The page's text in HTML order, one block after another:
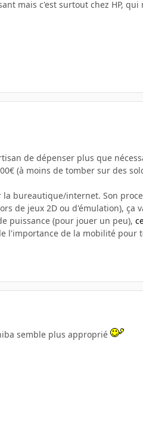
mais c'est surtout chez HP, qui
de dépenser plus que
(à moins de tomber sur des
la bureautique/internet. Son
de jeux 2D ou d'émulation), ça
puissance (pour jouer un peu),
l'importance de la mobilité pour
semble plus approprié